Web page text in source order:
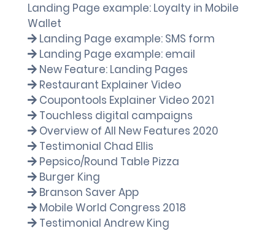
Landing Page example: Loyalty in Mobile
Wallet
Landing Page example: SMS form
Landing Page example: email
New Feature: Landing Pages
Restaurant Explainer Video
Coupontools Explainer Video 2021
Touchless digital campaigns
Overview of All New Features 2020
Testimonial Chad Ellis
Pepsico/Round Table Pizza
Burger King
Branson Saver App
Mobile World Congress 2018
Testimonial Andrew King